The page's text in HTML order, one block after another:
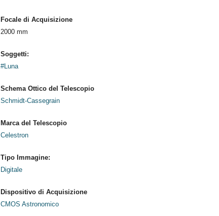
Focale di Acquisizione
2000 mm
Soggetti:
#Luna
Schema Ottico del Telescopio
Schmidt-Cassegrain
Marca del Telescopio
Celestron
Tipo Immagine:
Digitale
Dispositivo di Acquisizione
CMOS Astronomico